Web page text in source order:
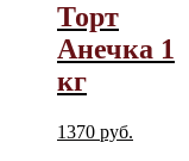
Торт
Анечка 1
кг
1370 руб.